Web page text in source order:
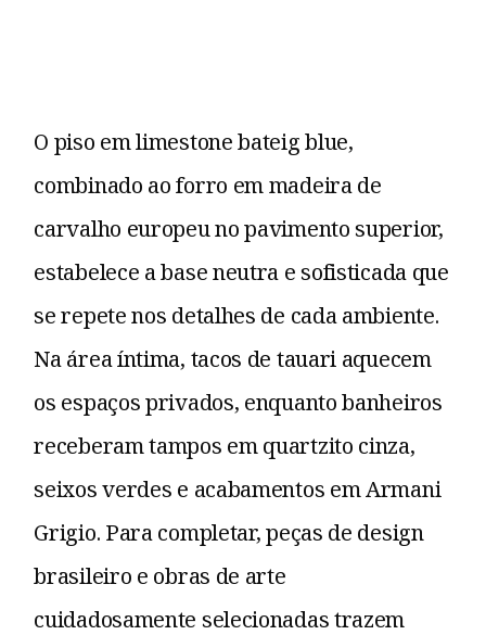
O piso em limestone bateig blue,
combinado ao forro em madeira de
carvalho europeu no pavimento superior,
estabelece a base neutra e sofisticada que
se repete nos detalhes de cada ambiente.
Na área íntima, tacos de tauari aquecem
os espaços privados, enquanto banheiros
receberam tampos em quartzito cinza,
seixos verdes e acabamentos em Armani
Grigio. Para completar, peças de design
brasileiro e obras de arte
cuidadosamente selecionadas trazem